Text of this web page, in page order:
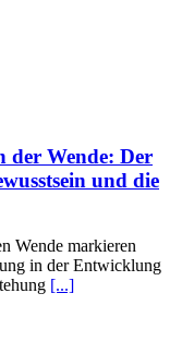
der Wende: Der
und die
Wende markieren
in der Entwicklung
[...]